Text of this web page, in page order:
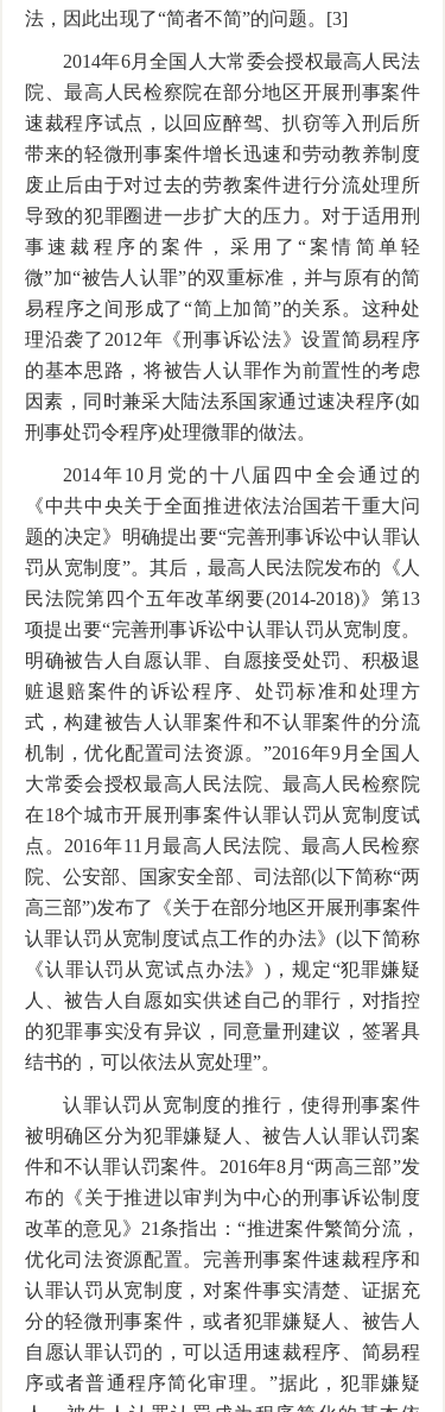
法，因此出现了“简者不简”的问题。[3]
2014年6月全国人大常委会授权最高人民法
院、最高人民检察院在部分地区开展刑事案件
速裁程序试点，以回应醉驾、扒窃等入刑后所
带来的轻微刑事案件增长迅速和劳动教养制度
废止后由于对过去的劳教案件进行分流处理所
导致的犯罪圈进一步扩大的压力。对于适用刑
事速裁程序的案件，采用了“案情简单轻
微”加“被告人认罪”的双重标准，并与原有的简
易程序之间形成了“简上加简”的关系。这种处
理沿袭了2012年《刑事诉讼法》设置简易程序
的基本思路，将被告人认罪作为前置性的考虑
因素，同时兼采大陆法系国家通过速决程序(如
刑事处罚令程序)处理微罪的做法。
2014年10月党的十八届四中全会通过的
《中共中央关于全面推进依法治国若干重大问
题的决定》明确提出要“完善刑事诉讼中认罪认
罚从宽制度”。其后，最高人民法院发布的《人
民法院第四个五年改革纲要(2014-2018)》第13
项提出要“完善刑事诉讼中认罪认罚从宽制度。
明确被告人自愿认罪、自愿接受处罚、积极退
赃退赔案件的诉讼程序、处罚标准和处理方
式，构建被告人认罪案件和不认罪案件的分流
机制，优化配置司法资源。”2016年9月全国人
大常委会授权最高人民法院、最高人民检察院
在18个城市开展刑事案件认罪认罚从宽制度试
点。2016年11月最高人民法院、最高人民检察
院、公安部、国家安全部、司法部(以下简称“两
高三部”)发布了《关于在部分地区开展刑事案件
认罪认罚从宽制度试点工作的办法》(以下简称
《认罪认罚从宽试点办法》)，规定“犯罪嫌疑
人、被告人自愿如实供述自己的罪行，对指控
的犯罪事实没有异议，同意量刑建议，签署具
结书的，可以依法从宽处理”。
认罪认罚从宽制度的推行，使得刑事案件
被明确区分为犯罪嫌疑人、被告人认罪认罚案
件和不认罪认罚案件。2016年8月“两高三部”发
布的《关于推进以审判为中心的刑事诉讼制度
改革的意见》21条指出：“推进案件繁简分流，
优化司法资源配置。完善刑事案件速裁程序和
认罪认罚从宽制度，对案件事实清楚、证据充
分的轻微刑事案件，或者犯罪嫌疑人、被告人
自愿认罪认罚的，可以适用速裁程序、简易程
序或者普通程序简化审理。”据此，犯罪嫌疑